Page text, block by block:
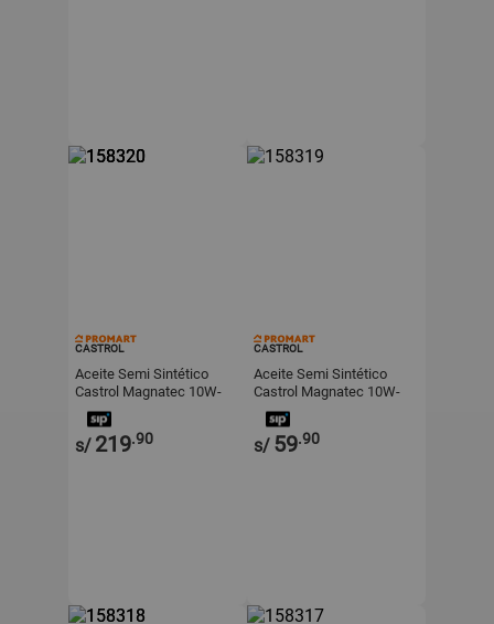
CASTROL
Aceite Semi Sintético
Castrol Magnatec 10W-
30 1 Galón
s/ 219.90
CASTROL
Aceite Semi Sintético
Castrol Magnatec 10W-
30 1 Litro
s/ 59.90